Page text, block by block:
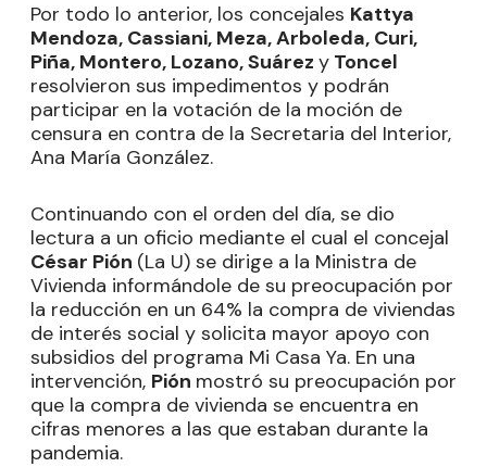
Por todo lo anterior, los concejales Kattya
Mendoza, Cassiani, Meza, Arboleda, Curi,
Piña, Montero, Lozano, Suárez y Toncel
resolvieron sus impedimentos y podrán
participar en la votación de la moción de
censura en contra de la Secretaria del Interior,
Ana María González.
Continuando con el orden del día, se dio
lectura a un oficio mediante el cual el concejal
César Pión (La U) se dirige a la Ministra de
Vivienda informándole de su preocupación por
la reducción en un 64% la compra de viviendas
de interés social y solicita mayor apoyo con
subsidios del programa Mi Casa Ya. En una
intervención, Pión mostró su preocupación por
que la compra de vivienda se encuentra en
cifras menores a las que estaban durante la
pandemia.